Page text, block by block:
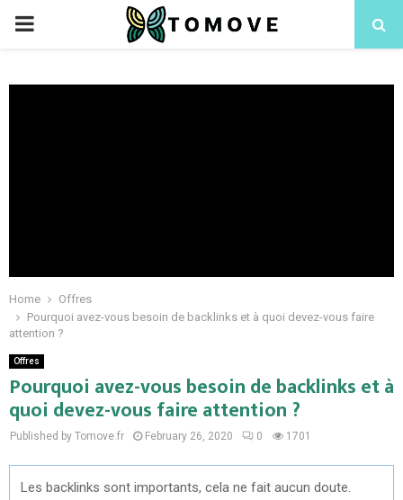
PRIMARY
Home
Offres
Pourquoi avez-vous besoin de backlinks et à quoi devez-vous faire
attention ?
Offres
Pourquoi avez-vous besoin de backlinks et à
quoi devez-vous faire attention ?
Published by Tomove.fr February 26, 2020 0 1701
Les backlinks sont importants, cela ne fait aucun doute.